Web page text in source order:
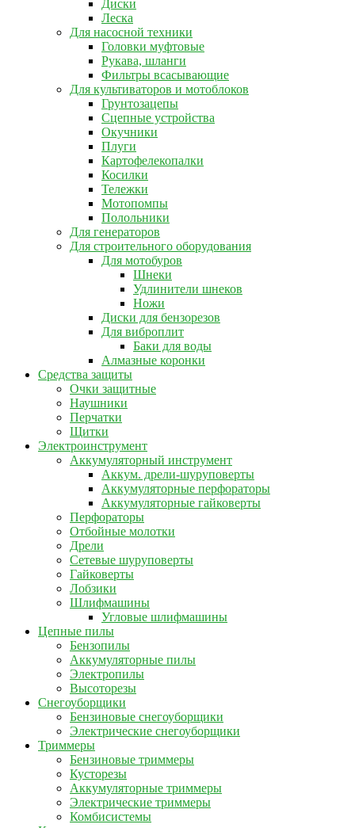
Диски
Леска
Для насосной техники
Головки муфтовые
Рукава, шланги
Фильтры всасывающие
Для культиваторов и мотоблоков
Грунтозацепы
Сцепные устройства
Окучники
Плуги
Картофелекопалки
Косилки
Тележки
Мотопомпы
Полольники
Для генераторов
Для строительного оборудования
Для мотобуров
Шнеки
Удлинители шнеков
Ножи
Диски для бензорезов
Для виброплит
Баки для воды
Алмазные коронки
Средства защиты
Очки защитные
Наушники
Перчатки
Щитки
Электроинструмент
Аккумуляторный инструмент
Аккум. дрели-шуруповерты
Аккумуляторные перфораторы
Аккумуляторные гайковерты
Перфораторы
Отбойные молотки
Дрели
Сетевые шуруповерты
Гайковерты
Лобзики
Шлифмашины
Угловые шлифмашины
Цепные пилы
Бензопилы
Аккумуляторные пилы
Электропилы
Высоторезы
Снегоуборщики
Бензиновые снегоуборщики
Электрические снегоуборщики
Триммеры
Бензиновые триммеры
Кусторезы
Аккумуляторные триммеры
Электрические триммеры
Комбисистемы